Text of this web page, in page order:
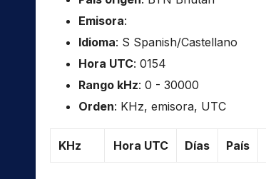
Emisora:
Idioma: S Spanish/Castellano
Hora UTC: 0154
Rango kHz: 0 - 30000
Orden: KHz, emisora, UTC
KHz Hora UTC Días País